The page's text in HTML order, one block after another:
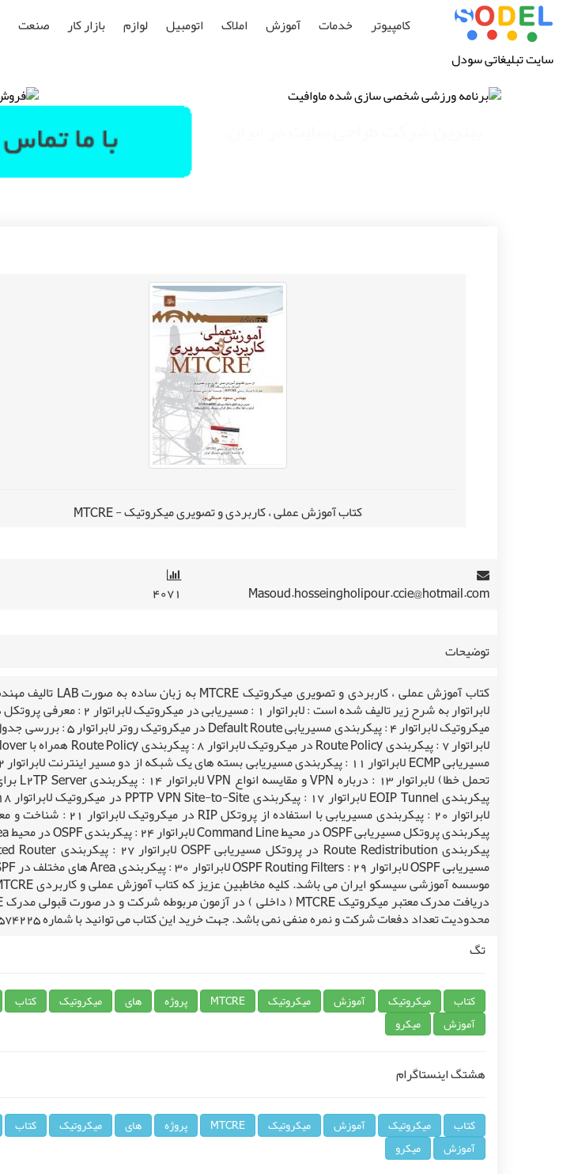
سایت تبلیغاتی سودل
کامپیوتر خدمات آموزش املاک اتومبیل لوازم بازار کار صنعت
کتاب آموزش عملی ، کاربردی و تصویری میکروتیک - MTCRE
Masoud.hosseingholipour.ccie@hotmail.com ۴۰۷۱
توضیحات
محدودیت تعداد دفعات شرکت و نمره منفی نمی باشد. جهت خرید این کتاب می توانید با شماره 66574225 تماس حاصل فرمایید. قیمت 30000 تومان
تگ
کتاب میکروتیک آموزش میکروتیک MTCRE پروژه های میکروتیک کتاب
آموزش
میکرو
هشتگ اینستاگرام
کتاب میکروتیک آموزش میکروتیک MTCRE پروژه های میکروتیک کتاب
آموزش
میکرو